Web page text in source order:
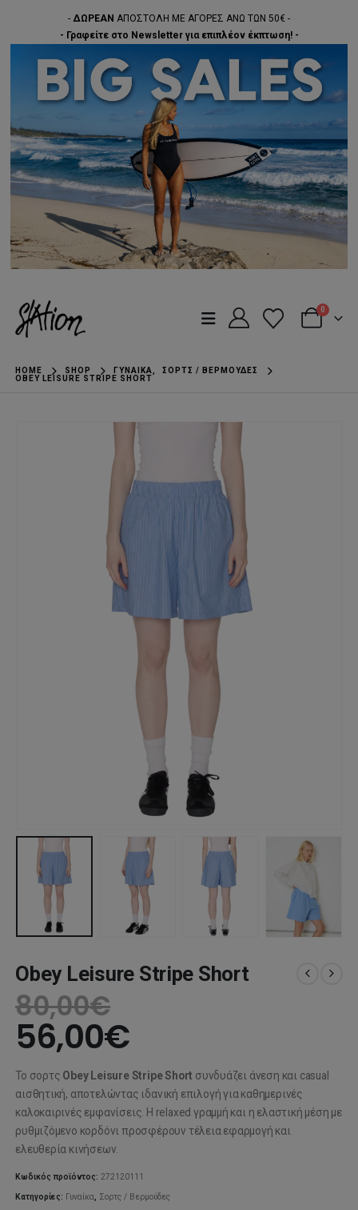
- ΔΩΡΕΑΝ ΑΠΟΣΤΟΛΗ ΜΕ ΑΓΟΡΕΣ ΑΝΩ ΤΩΝ 50€ -
- Γραφείτε στο Newsletter για επιπλέον έκπτωση! -
0
HOME SHOP ΓΥΝΑΊΚΑ,
ΣΟΡΤΣ / ΒΕΡΜΟΎΔΕΣ
OBEY LEISURE STRIPE SHORT
Obey Leisure Stripe Short
80,00€
56,00€
Το σορτς Obey Leisure Stripe Short συνδυάζει άνεση και casual
αισθητική, αποτελώντας ιδανική επιλογή για καθημερινές
καλοκαιρινές εμφανίσεις. Η relaxed γραμμή και η ελαστική μέση με
ρυθμιζόμενο κορδόνι προσφέρουν τέλεια εφαρμογή και
ελευθερία κινήσεων.
Κωδικός προϊόντος:272120111
Κατηγορίες: Γυναίκα, Σορτς / Βερμούδες